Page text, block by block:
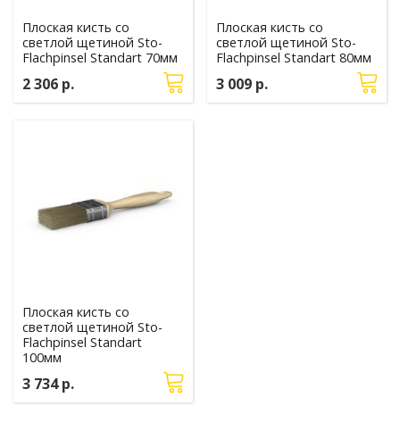
Плоская кисть со
светлой щетиной Sto-
Flachpinsel Standart 70мм
2 306 р.
Плоская кисть со
светлой щетиной Sto-
Flachpinsel Standart 80мм
3 009 р.
Плоская кисть со
светлой щетиной Sto-
Flachpinsel Standart
100мм
3 734 р.